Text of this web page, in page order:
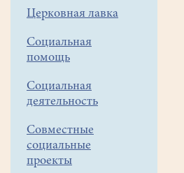
Церковная лавка
Социальная
помощь
Социальная
деятельность
Совместные
социальные
проекты